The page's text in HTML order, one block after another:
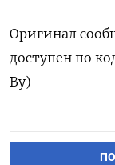
Оригинал
доступен по
Ву)